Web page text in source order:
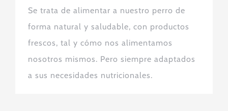
Se trata de alimentar a nuestro perro de
forma natural y saludable, con productos
frescos, tal y cómo nos alimentamos
nosotros mismos. Pero siempre adaptados
a sus necesidades nutricionales.